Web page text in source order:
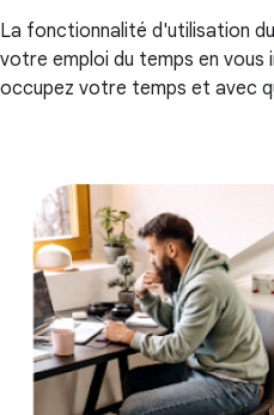
La fonctionnalité d'utilisation
votre emploi du temps en vous
occupez votre temps et avec